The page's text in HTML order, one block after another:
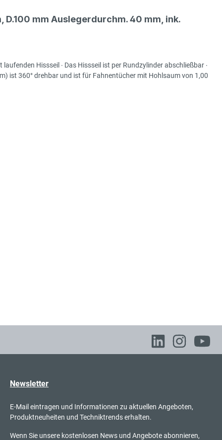
Fahnenmast 2-teilig
907,00 €*
mm Auslegerdurchm. 40 mm, ink.
Hissseil ∙ Das Hissseil ist per Rundzylinder abschließbar ∙
ist 360° drehbar und ist für Fahnentücher mit Hohlsaum von 1,00
Newsletter
E-Mail eintragen und Informationen zu aktuellen Angeboten,
Produktneuheiten und Techniktrends erhalten.
Wenn Sie unsere kostenlosen News und Angebote abonnieren,